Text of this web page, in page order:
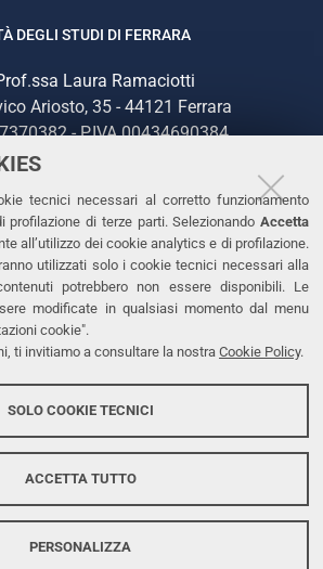
tecnici necessari al corretto funzionamento
profilazione di terze parti. Selezionando Accetta
all’utilizzo dei cookie analytics e di profilazione.
utilizzati solo i cookie tecnici necessari alla
potrebbero non essere disponibili. Le
modificate in qualsiasi momento dal menu
cookie".
ti invitiamo a consultare la nostra Cookie Policy.
SOLO COOKIE TECNICI
ACCETTA TUTTO
PERSONALIZZA
DEGLI STUDI DI FERRARA
Laura Ramaciotti
Ariosto, 35 - 44121 Ferrara
- P.IVA 00434690384
293111
293031
dati personali